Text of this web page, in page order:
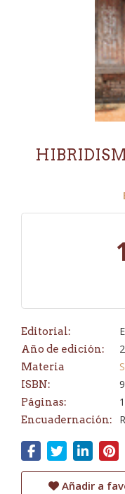
Editorial:
Año de edición:
Materia
ISBN:
Páginas:
Encuadernación:
Añadir a